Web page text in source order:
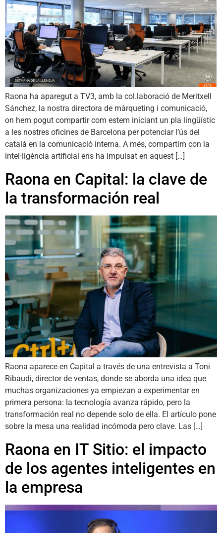
Raona ha aparegut a TV3, amb la col.laboració de Meritxell
Sánchez, la nostra directora de màrqueting i comunicació,
on hem pogut compartir com estem iniciant un pla lingüístic
a les nostres oficines de Barcelona per potenciar l’ús del
català en la comunicació interna. A més, compartim con la
intel·ligència artificial ens ha impulsat en aquest […]
Raona en Capital: la clave de
la transformación real
Raona aparece en Capital a través de una entrevista a Toni
Ribaudi, director de ventas, donde se aborda una idea que
muchas organizaciones ya empiezan a experimentar en
primera persona: la tecnología avanza rápido, pero la
transformación real no depende solo de ella. El artículo pone
sobre la mesa una realidad incómoda pero clave. Las […]
Raona en IT Sitio: el impacto
de los agentes inteligentes en
la empresa